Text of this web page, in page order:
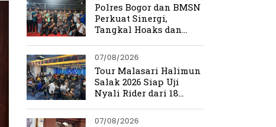
Polres Bogor dan BMSN
Perkuat Sinergi,
Tangkal Hoaks dan
07/08/2026
Tour Malasari Halimun
Salak 2026 Siap Uji
Nyali Rider dari 18
Ekstrem Bogor
07/08/2026